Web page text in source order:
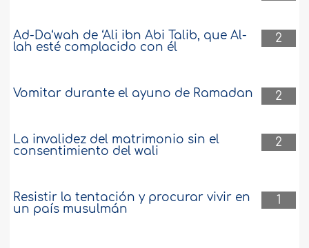
2
Ad-Da‘wah de ‘Ali ibn Abi Talib, que Al-
lah esté complacido con él
2
Vomitar durante el ayuno de Ramadan
2
La invalidez del matrimonio sin el
consentimiento del wali
1
Resistir la tentación y procurar vivir en
un país musulmán